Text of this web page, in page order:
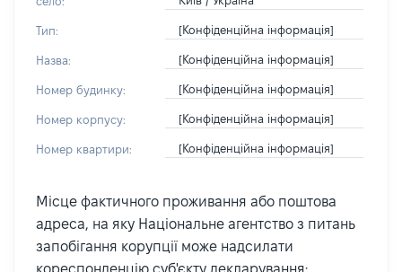
Тип: [Конфіденційна інформація]
Назва: [Конфіденційна інформація]
Номер будинку: [Конфіденційна інформація]
Номер корпусу: [Конфіденційна інформація]
Номер квартири: [Конфіденційна інформація]
Місце фактичного проживання або поштова
адреса, на яку Національне агентство з питань
запобігання корупції може надсилати
кореспонденцію суб'єкту декларування: